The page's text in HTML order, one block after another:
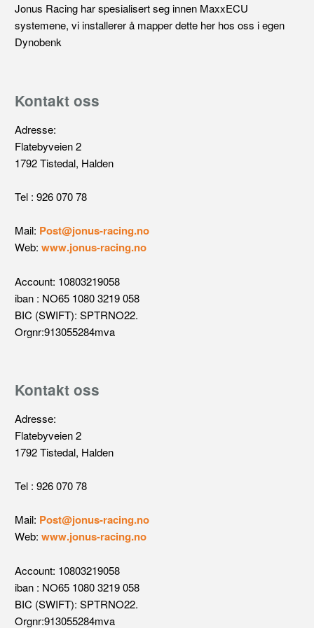
Jonus Racing har spesialisert seg innen MaxxECU
systemene, vi installerer å mapper dette her hos oss i egen
Dynobenk
Kontakt oss
Adresse:
Flatebyveien 2
1792 Tistedal, Halden
Tel : 926 070 78
Mail: Post@jonus-racing.no
Web: www.jonus-racing.no
Account: 10803219058
iban : NO65 1080 3219 058
BIC (SWIFT): SPTRNO22.
Orgnr:913055284mva
Kontakt oss
Adresse:
Flatebyveien 2
1792 Tistedal, Halden
Tel : 926 070 78
Mail: Post@jonus-racing.no
Web: www.jonus-racing.no
Account: 10803219058
iban : NO65 1080 3219 058
BIC (SWIFT): SPTRNO22.
Orgnr:913055284mva